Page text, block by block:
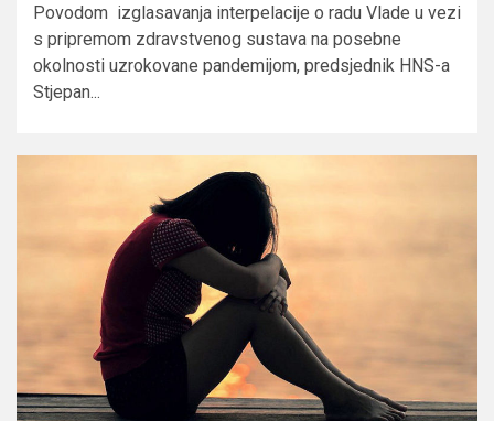
Povodom izglasavanja interpelacije o radu Vlade u vezi
s pripremom zdravstvenog sustava na posebne
okolnosti uzrokovane pandemijom, predsjednik HNS-a
Stjepan...